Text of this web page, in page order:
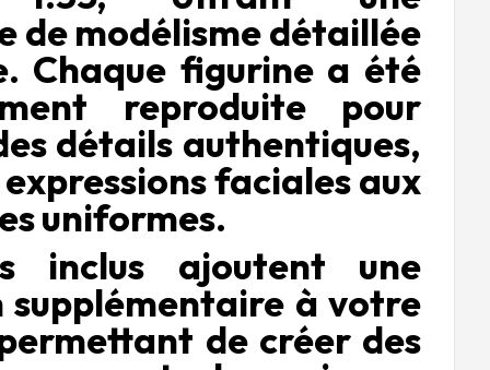
de modélisme détaillée
Chaque figurine a été
reproduite pour
détails authentiques,
faciales aux
uniformes.
inclus ajoutent une
supplémentaire à votre
de créer des